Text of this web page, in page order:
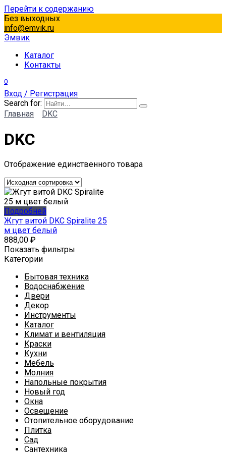
Перейти к содержанию
Без выходных
info@emvik.ru
Эмвик
Каталог
Контакты
0
Вход / Регистрация
Search for:
Главная
DKC
DKC
Отображение единственного товара
Подробней
Жгут витой DKC Spiralite 25
м цвет белый
888,00 ₽
Показать фильтры
Категории
Бытовая техника
Водоснабжение
Двери
Декор
Инструменты
Каталог
Климат и вентиляция
Краски
Кухни
Мебель
Молния
Напольные покрытия
Новый год
Окна
Освещение
Отопительное оборудование
Плитка
Сад
Сантехника